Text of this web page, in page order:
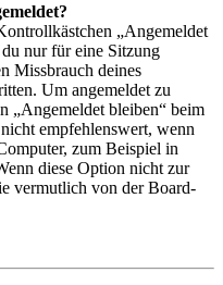
„Angemeldet
nur für eine Sitzung
Missbrauch deines
Um angemeldet zu
„Angemeldet bleiben“ beim
empfehlenswert, wenn
zum Beispiel in
diese Option nicht zur
vermutlich von der Board-